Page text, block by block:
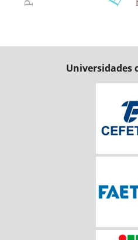
Universidades